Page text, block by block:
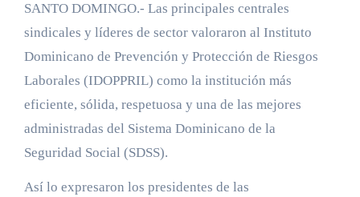
SANTO DOMINGO.- Las principales centrales
sindicales y líderes de sector valoraron al Instituto
Dominicano de Prevención y Protección de Riesgos
Laborales (IDOPPRIL) como la institución más
eficiente, sólida, respetuosa y una de las mejores
administradas del Sistema Dominicano de la
Seguridad Social (SDSS).
Así lo expresaron los presidentes de las